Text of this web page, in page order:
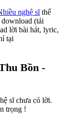
nghệ sĩthể
download (tải
lời bài hát, lyric,
tại
Bồn -
sĩ chưa có lời.
trọng !